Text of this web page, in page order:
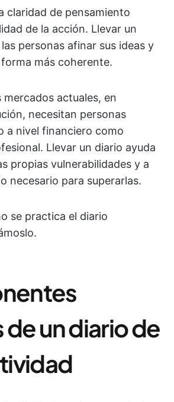
claridad de pensamiento
de la acción. Llevar un
personas afinar sus ideas y
más coherente.
mercados actuales, en
necesitan personas
a nivel financiero como
Llevar un diario ayuda
propias vulnerabilidades y a
necesario para superarlas.
se practica el diario
un diario de